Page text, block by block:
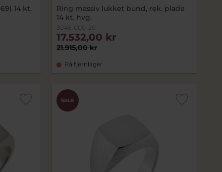
14 kt.
Ring massiv lukket bund, rek. plade
14 kt. hvg.
3045-000-20
21.915,00 kr
17.532,00 kr
På fjernlager
SALE